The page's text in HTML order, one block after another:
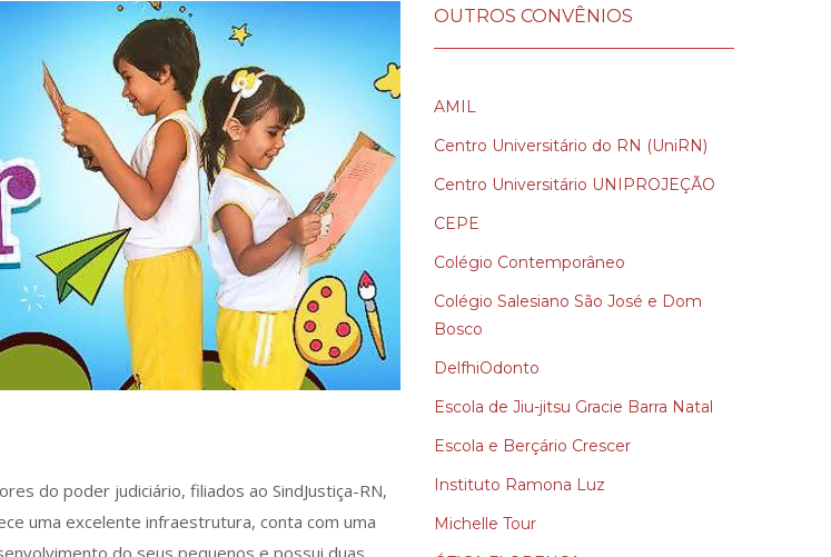
do poder judiciário, filiados ao SindJustiça-RN,
uma excelente infraestrutura, conta com uma
do seus pequenos e possui duas
OUTROS CONVÊNIOS
AMIL
Centro Universitário do RN (UniRN)
Centro Universitário UNIPROJEÇÃO
CEPE
Colégio Contemporâneo
Colégio Salesiano São José e Dom
Bosco
DelfhiOdonto
Escola de Jiu-jitsu Gracie Barra Natal
Escola e Berçário Crescer
Instituto Ramona Luz
Michelle Tour